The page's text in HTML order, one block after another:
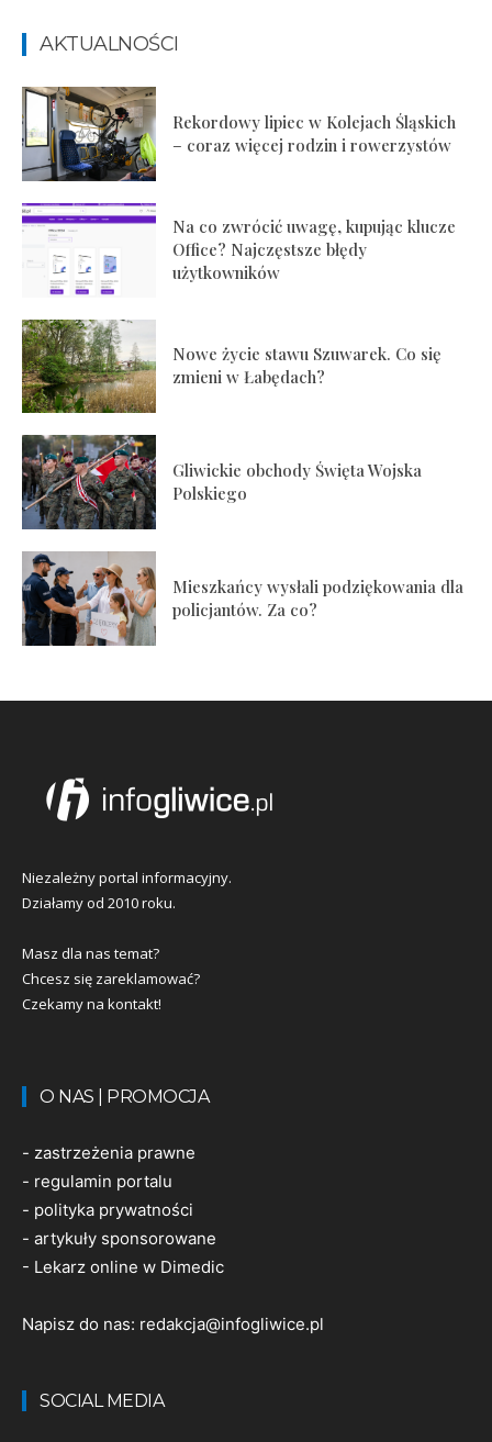
AKTUALNOŚCI
Rekordowy lipiec w Kolejach Śląskich
– coraz więcej rodzin i rowerzystów
Na co zwrócić uwagę, kupując klucze
Office? Najczęstsze błędy
użytkowników
Nowe życie stawu Szuwarek. Co się
zmieni w Łabędach?
Gliwickie obchody Święta Wojska
Polskiego
Mieszkańcy wysłali podziękowania dla
policjantów. Za co?
Niezależny portal informacyjny.
Działamy od 2010 roku.
Masz dla nas temat?
Chcesz się zareklamować?
Czekamy na kontakt!
O NAS | PROMOCJA
- zastrzeżenia prawne
- regulamin portalu
- polityka prywatności
- artykuły sponsorowane
- Lekarz online w Dimedic
Napisz do nas: redakcja@infogliwice.pl
SOCIAL MEDIA